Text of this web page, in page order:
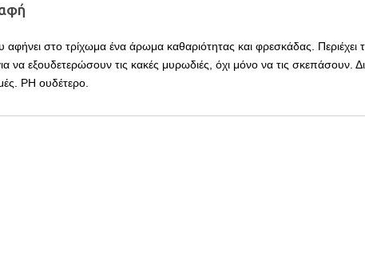
στο τρίχωμα ένα άρωμα καθαριότητας και φρεσκάδας. Περιέχει
εξουδετερώσουν τις κακές μυρωδιές, όχι μόνο να τις σκεπάσουν.
PH ουδέτερο.